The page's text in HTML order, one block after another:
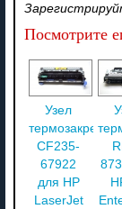
Посмотрите
Узел
CF235-
67922
для HP
LaserJet